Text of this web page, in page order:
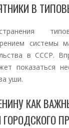
В
системы
в СССР.
показаться
уши.
КАК